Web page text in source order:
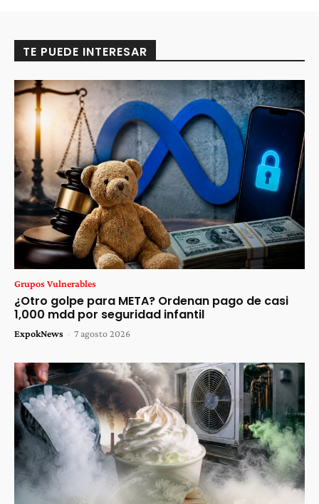
TE PUEDE INTERESAR
Grupos Vulnerables
¿Otro golpe para META? Ordenan pago de casi
1,000 mdd por seguridad infantil
ExpokNews - 7 agosto 2026